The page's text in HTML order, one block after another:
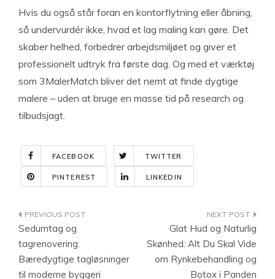
Hvis du også står foran en kontorflytning eller åbning,
så undervurdér ikke, hvad et lag maling kan gøre. Det
skaber helhed, forbedrer arbejdsmiljøet og giver et
professionelt udtryk fra første dag. Og med et værktøj
som 3MalerMatch bliver det nemt at finde dygtige
malere – uden at bruge en masse tid på research og
tilbudsjagt.
FACEBOOK TWITTER
PINTEREST LINKEDIN
Indlægsnavigation
Sedumtag og
tagrenovering:
Bæredygtige tagløsninger
til moderne byggeri
Glat Hud og Naturlig
Skønhed: Alt Du Skal Vide
om Rynkebehandling og
Botox i Panden